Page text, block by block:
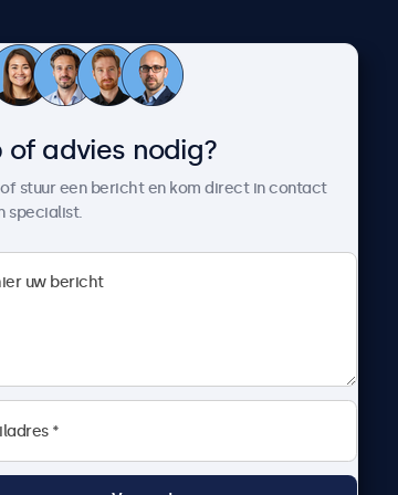
Over Beetronics
Nieuws en updates
Werken bij Beetronics
Algemene voorwaarden
of advies nodig?
of stuur een bericht en kom direct in contact
specialist.